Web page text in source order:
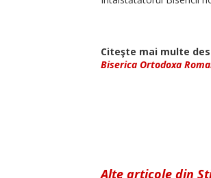
Citeşte mai multe
Biserica Ortodoxa
Alte articole din